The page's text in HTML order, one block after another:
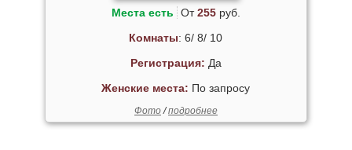
Места есть От255руб.
Комнаты: 6/ 8/ 10
Регистрация: Да
Женские места: По запросу
Фото/подробнее